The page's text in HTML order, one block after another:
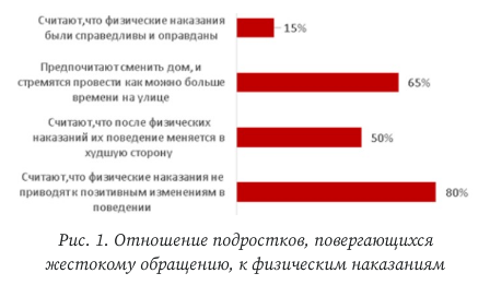
Рис. 1. Отношение подростков, повергающихся
жестокому обращению, к физическим наказаниям